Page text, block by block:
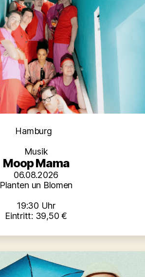
Kategorien
Hamburg
Musik
Moop Mama
06.08.2026
Planten un Blomen
19:30 Uhr
Eintritt: 39,50 €